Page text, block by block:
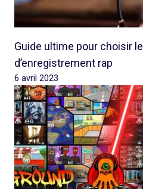
Guide ultime pour choisir
d’enregistrement rap
6 avril 2023